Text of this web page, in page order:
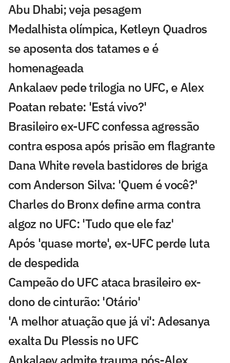
Abu Dhabi; veja pesagem
Medalhista olímpica, Ketleyn Quadros
se aposenta dos tatames e é
homenageada
Ankalaev pede trilogia no UFC, e Alex
Poatan rebate: 'Está vivo?'
Brasileiro ex-UFC confessa agressão
contra esposa após prisão em flagrante
Dana White revela bastidores de briga
com Anderson Silva: 'Quem é você?'
Charles do Bronx define arma contra
algoz no UFC: 'Tudo que ele faz'
Após 'quase morte', ex-UFC perde luta
de despedida
Campeão do UFC ataca brasileiro ex-
dono de cinturão: 'Otário'
'A melhor atuação que já vi': Adesanya
exalta Du Plessis no UFC
Ankalaev admite trauma pós-Alex